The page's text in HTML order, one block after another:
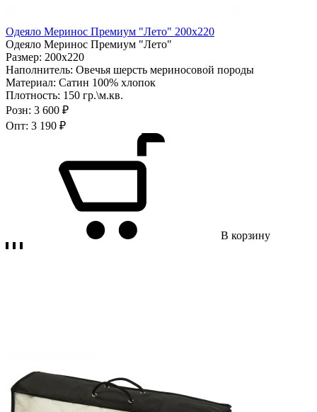
Одеяло Меринос Премиум "Лето" 200х220
Одеяло Меринос Премиум "Лето"
Размер: 200х220
Наполнитель: Овечья шерсть мериносовой породы
Материал: Сатин 100% хлопок
Плотность: 150 гр.\м.кв.
Розн: 3 600 ₽
Опт: 3 190 ₽
В корзину